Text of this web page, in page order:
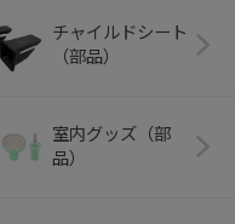
チャイルドシート
（部品）
室内グッズ（部
品）